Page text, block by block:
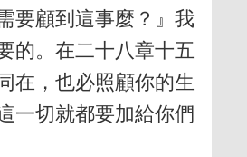
要顧到這事麼？』我
的。在二十八章十五
在，也必照顧你的生
一切就都要加給你們